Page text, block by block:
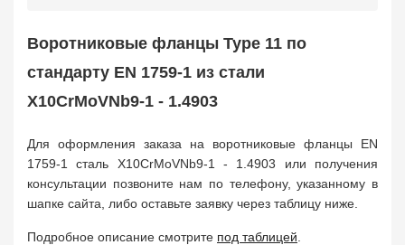
Отбортовка, втулка, кольцо 1119
Прокладка фланцевая 4755
Заказать в 1 клик
Воротниковые фланцы Type 11 по
стандарту EN 1759-1 из стали
X10CrMoVNb9-1 - 1.4903
Для оформления заказа на воротниковые фланцы EN
1759-1 сталь X10CrMoVNb9-1 - 1.4903 или получения
консультации позвоните нам по телефону, указанному в
шапке сайта, либо оставьте заявку через таблицу ниже.
Подробное описание смотрите под таблицей